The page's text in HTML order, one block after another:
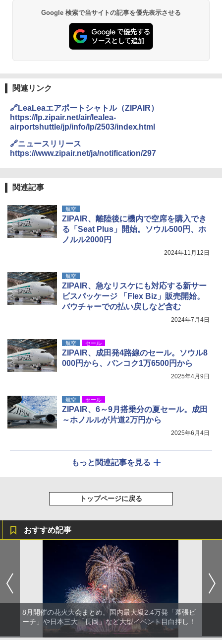
Google 検索で当サイトの記事を優先表示させる
関連リンク
🔗LeaLeaエアポートシャトル（ZIPAIR）
https://lp.zipair.net/air/lealea-
airportshuttle/jp/info/lp/2503/index.html
🔗ニュースリリース
https://www.zipair.net/ja/notification/297
関連記事
航空
ZIPAIR、離陸後に機内で空席を購入でき
る「Seat Plus」開始。ソウル500円、ホ
ノルル2000円
2024年11月12日
航空
ZIPAIR、急なリスケにも対応する新サー
ビスパッケージ 「Flex Biz」販売開始。
バウチャーでの払い戻しなど含む
2024年7月4日
航空 セール
ZIPAIR、成田発4路線のセール。ソウル8
000円から、バンコク1万6500円から
2025年4月9日
航空 セール
ZIPAIR、6～9月搭乗分の夏セール。成田
～ホノルルが片道2万円から
2025年6月4日
もっと関連記事を見る
トップページに戻る
おすすめ記事
8月開催の花火大会まとめ。国内最大級2.4万発「幕張ビ
ーチ」や日本三大「長岡」など大型イベント目白押し！